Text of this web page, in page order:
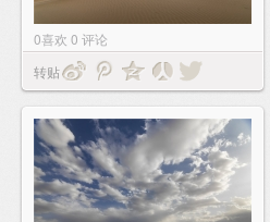
0喜欢 0 评论
转贴